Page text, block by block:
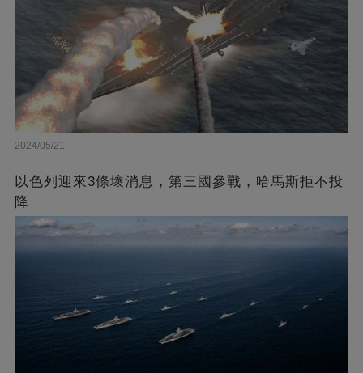
2024/05/21
以色列迎來3條壞消息，第三國參戰，哈馬斯拒不投
降